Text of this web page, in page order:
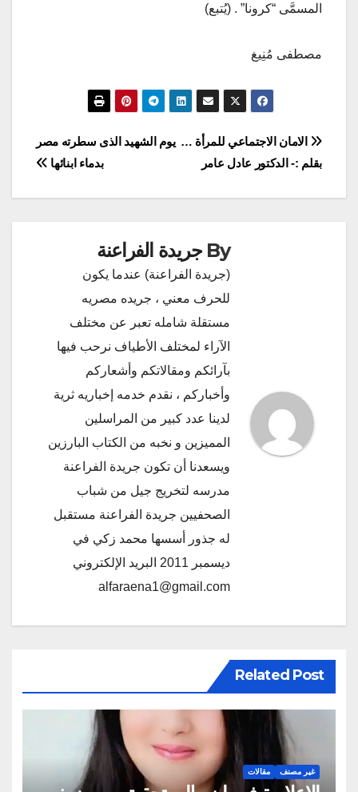
المسمَّى “كرونا” . (يُتبع)
مصطفى مُنِيغ
تصفّح
المقالات
يوم الشهيد الذى سطرته مصر
بدماء ابنائها
الامان الاجتماعي للمرأة …
بقلم :- الدكتور عادل عامر
By جريدة الفراعنة
(جريدة الفراعنة) عندما يكون
للحرف معني ، جريده مصريه
مستقلة شامله تعبر عن مختلف
الآراء لمختلف الأطياف نرحب فيها
بآرائكم ومقالاتكم وأشعاركم
وأخباركم ، نقدم خدمه إخباريه ثرية
لدينا عدد كبير من المراسلين
المميزين و نخبه من الكتاب البارزين
ويسعدنا أن تكون جريدة الفراعنة
مدرسه لتخريج جيل من شباب
الصحفيين جريدة الفراعنة مستقبل
له جذور أسسها محمد زكي في
ديسمبر 2011 البريد الإلكتروني
alfaraena1@gmail.com
Related Post
غير مصنف مقالات